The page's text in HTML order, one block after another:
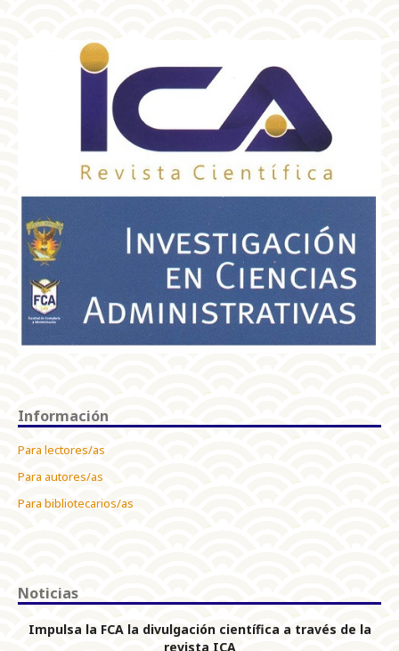
Información
Para lectores/as
Para autores/as
Para bibliotecarios/as
Noticias
Impulsa la FCA la divulgación científica a través de la
revista ICA